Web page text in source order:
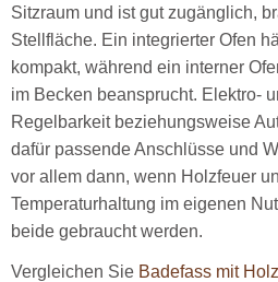
Sitzraum und ist gut zugänglich,
Stellfläche. Ein integrierter Ofen
kompakt, während ein interner
im Becken beansprucht. Elektro-
Regelbarkeit beziehungsweise
dafür passende Anschlüsse und
vor allem dann, wenn Holzfeuer
Temperaturhaltung im eigenen
beide gebraucht werden.
Vergleichen Sie Badefass mit